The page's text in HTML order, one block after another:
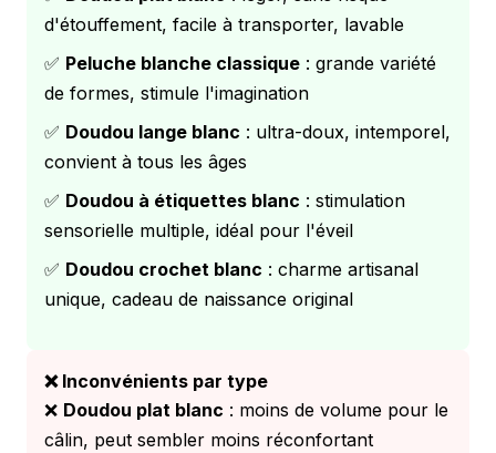
d'étouffement, facile à transporter, lavable
✅ Peluche blanche classique : grande variété
de formes, stimule l'imagination
✅ Doudou lange blanc : ultra-doux, intemporel,
convient à tous les âges
✅ Doudou à étiquettes blanc : stimulation
sensorielle multiple, idéal pour l'éveil
✅ Doudou crochet blanc : charme artisanal
unique, cadeau de naissance original
❌ Inconvénients par type
❌ Doudou plat blanc : moins de volume pour le
câlin, peut sembler moins réconfortant